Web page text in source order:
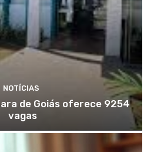
NOTÍCIAS
de Goiás oferece 9254
vagas